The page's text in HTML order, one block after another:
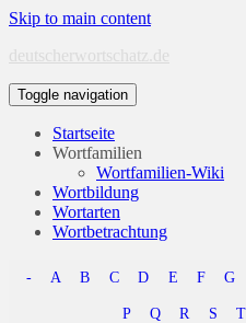
Skip to main content
deutscherwortschatz.de
Toggle navigation
Startseite
Wortfamilien
Wortfamilien-Wiki
Wortbildung
Wortarten
Wortbetrachtung
- A B C D E F G
P Q R S T